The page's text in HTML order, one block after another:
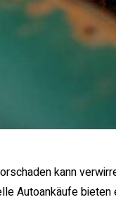
kann
Autoankäufe